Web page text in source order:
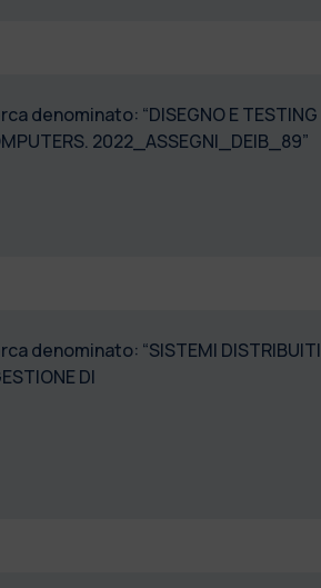
denominato: “DISEGNO E TESTING
2022_ASSEGNI_DEIB_89”
denominato: “SISTEMI DISTRIBUITI
DI